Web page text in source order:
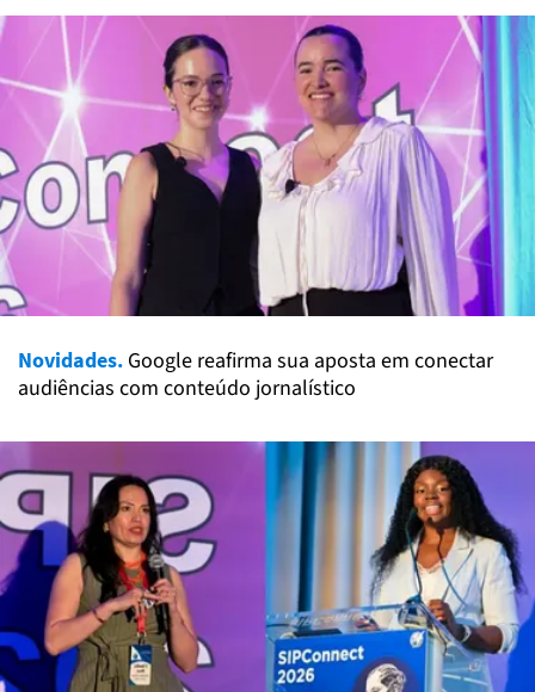
Novidades. Google reafirma sua aposta em conectar
audiências com conteúdo jornalístico